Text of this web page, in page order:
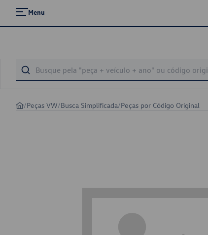
Menu
/Peças VW/Busca Simplificada/Peças por Código Original